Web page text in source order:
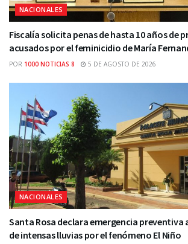
NACIONALES
Fiscalía solicita penas de hasta 10 años de
acusados por el feminicidio de María
POR 1000 NOTICIAS 8 5 DE AGOSTO DE 2026
NACIONALES
Santa Rosa declara emergencia
de intensas lluvias por el fenómeno El Niño